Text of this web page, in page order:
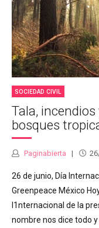
SOCIEDAD CIVIL
Tala,
bosques
Paginabierta
26 de junio, Día
Greenpeace México
I1nternacional de la
nombre nos dice todo